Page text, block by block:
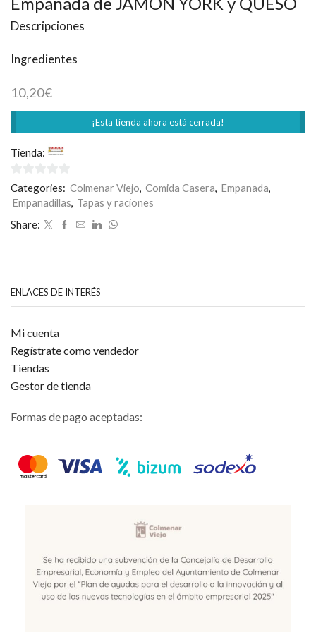
Descripciones
Ingredientes
10,20€
¡Esta tienda ahora está cerrada!
Tienda:
0
de
Categories: Colmenar Viejo Comida Casera Empanada
Empanadillas Tapas y raciones
Share:
ENLACES DE INTERÉS
Mi cuenta
Regístrate como vendedor
Tiendas
Gestor de tienda
Formas de pago aceptadas: